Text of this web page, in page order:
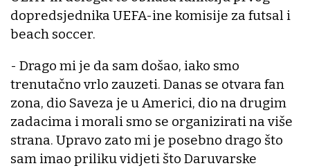
dopredsjednika UEFA-ine komisije za futsal i
beach soccer.
- Drago mi je da sam došao, iako smo
trenutačno vrlo zauzeti. Danas se otvara fan
zona, dio Saveza je u Americi, dio na drugim
zadacima i morali smo se organizirati na više
strana. Upravo zato mi je posebno drago što
sam imao priliku vidjeti što Daruvarske